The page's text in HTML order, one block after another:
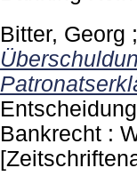
Bitter, Georg ;
Bankrecht :